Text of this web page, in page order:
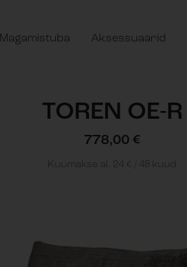
Magamistuba Aksessuaarid
TOREN OE-R
778,00 €
Kuumakse al. 24 € / 48 kuud